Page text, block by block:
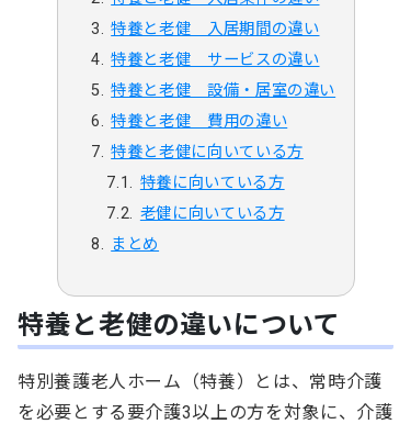
特養と老健 入居期間の違い
特養と老健 サービスの違い
特養と老健 設備・居室の違い
特養と老健 費用の違い
特養と老健に向いている方
特養に向いている方
老健に向いている方
まとめ
特養と老健の違いについて
特別養護老人ホーム（特養）とは、 常時介護
を必要とする要介護3以上の方を対象に、介護